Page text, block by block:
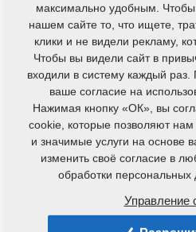
Код продукта: 4008357
Данная деталь также
следующего
максимально удобным.
нашем сайте то, что ищете,
клики и не видели рекламу,
Чтобы вы видели сайт в
входили в систему каждый
ваше согласие на
Нажимая кнопку «ОК», вы
cookie, которые позволяют
и значимые услуги на основе
изменить своё согласие в
обработки персональных
Управление